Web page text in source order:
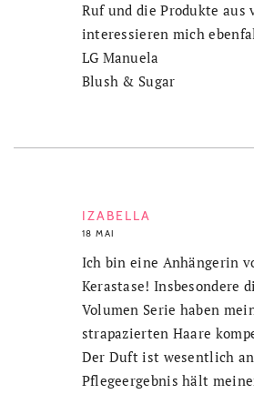
Ruf und die Produkte aus
interessieren mich
LG Manuela
Blush & Sugar
IZABELLA
18 MAI
Ich bin eine Anhängerin
Kerastase! Insbesondere
Volumen Serie haben
strapazierten Haare
Der Duft ist wesentlich
Pflegeergebnis hält